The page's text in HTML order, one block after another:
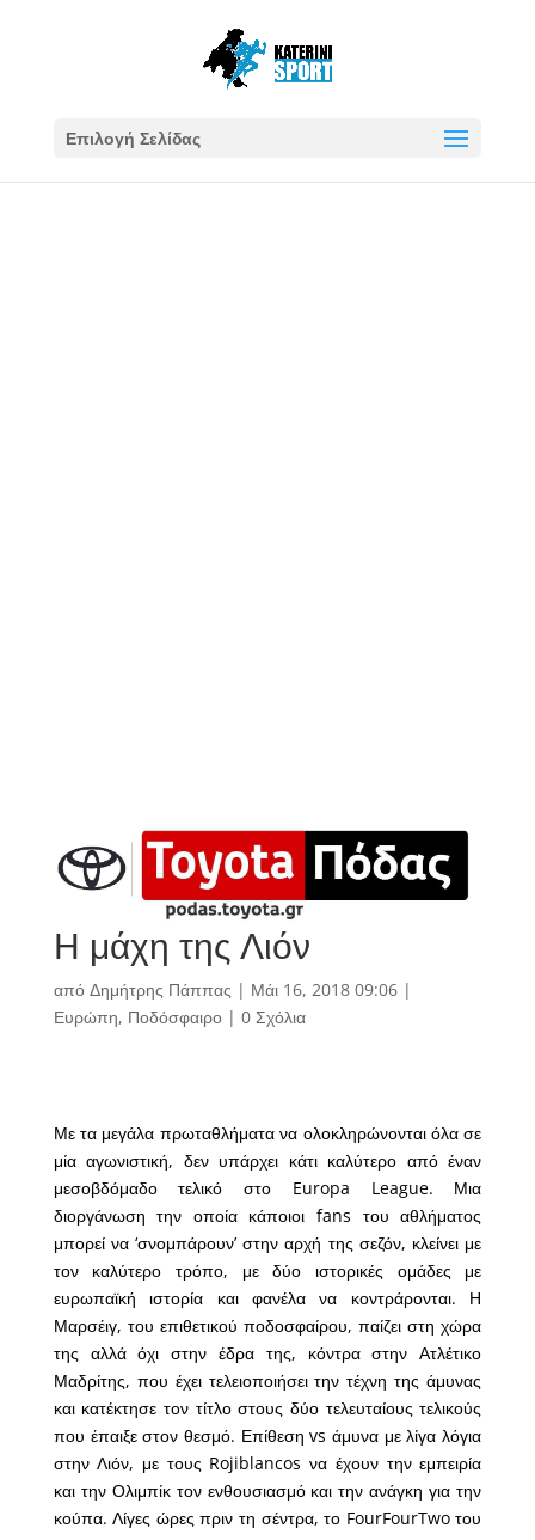
Επιλογή Σελίδας
Η μάχη της Λιόν
από Δημήτρης Πάππας | Μάι 16, 2018 09:06|
Ευρώπη, Ποδόσφαιρο| 0 Σχόλια
Με τα μεγάλα πρωταθλήματα να ολοκληρώνονται όλα σε
μία αγωνιστική, δεν υπάρχει κάτι καλύτερο από έναν
μεσοβδόμαδο τελικό στο Europa League. Μια
διοργάνωση την οποία κάποιοι fans του αθλήματος
μπορεί να ‘σνομπάρουν’ στην αρχή της σεζόν, κλείνει με
τον καλύτερο τρόπο, με δύο ιστορικές ομάδες με
ευρωπαϊκή ιστορία και φανέλα να κοντράρονται. Η
Μαρσέιγ, του επιθετικού ποδοσφαίρου, παίζει στη χώρα
της αλλά όχι στην έδρα της, κόντρα στην Ατλέτικο
Μαδρίτης, που έχει τελειοποιήσει την τέχνη της άμυνας
και κατέκτησε τον τίτλο στους δύο τελευταίους τελικούς
που έπαιξε στον θεσμό. Επίθεση vs άμυνα με λίγα λόγια
στην Λιόν, με τους Rojiblancos να έχουν την εμπειρία
και την Ολιμπίκ τον ενθουσιασμό και την ανάγκη για την
κούπα. Λίγες ώρες πριν τη σέντρα, το FourFourTwo του